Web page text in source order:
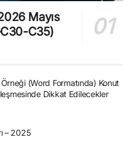
Mayıs
C35)
(Word Formatında) Konut
Dikkat Edilecekler
– 2025